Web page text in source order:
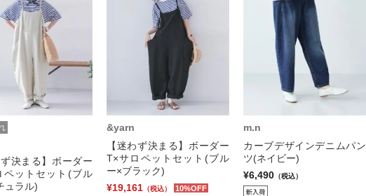
ず決まる】ボーダー
ペットセット(ブル
ュラル)
&yarn
【迷わず決まる】ボーダー
T×サロペットセット(ブル
ー×ブラック)
¥19,161 （税込） 10%OFF
m.n
カーブデザインデニムパン
ツ(ネイビー)
¥6,490 （税込）